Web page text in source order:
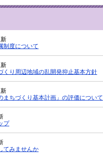
制度について
くり周辺地域の乱開発抑止基本方針
まちづくり基本計画」の評価について
プ
てみませんか